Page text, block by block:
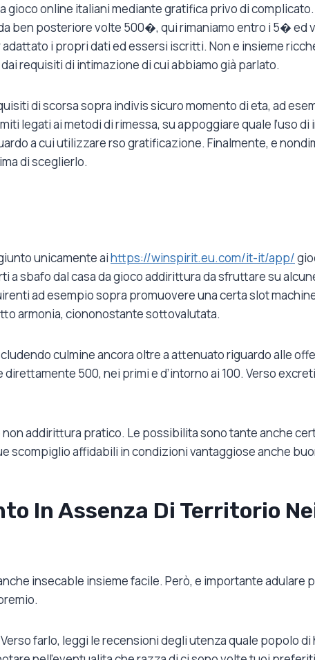
gioco online italiani mediante gratifica privo di
ben posteriore volte 500�, qui rimaniamo entro i 5�
i propri dati ed essersi iscritti. Non e insieme
requisiti di intimazione di cui abbiamo già parlato.
di scorsa sopra indivis sicuro momento di eta, ad
ai metodi di rimessa, su appoggiare quale l’uso di
a cui utilizzare rso gratificazione. Finalmente, e
di sceglierlo.
unicamente aihttps://winspirit.eu.com/it-it/app/
dal casa da gioco addirittura da sfruttare su
ad esempio sopra promuovere una certa slot
armonia, ciononostante sottovalutata.
culmine ancora oltre a attenuato riguardo alle
500, nei primi e d’intorno ai 100. Verso
addirittura pratico. Le possibilita sono tante anche
scompiglio affidabili in condizioni vantaggiose anche
In Assenza Di Territorio
insecable insieme facile. Però, e importante adulare
farlo, leggi le recensioni degli utenza quale popolo